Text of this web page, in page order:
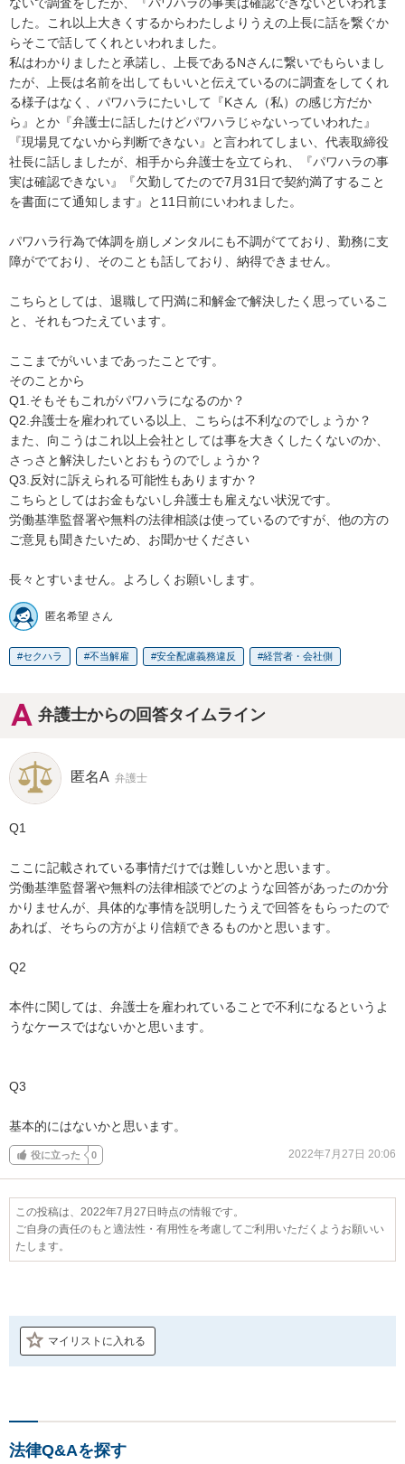
ないで調査をしたが、『パワハラの事実は確認できないといわれま
した。これ以上大きくするからわたしよりうえの上長に話を繋ぐか
らそこで話してくれといわれました。
私はわかりましたと承諾し、上長であるNさんに繋いでもらいまし
たが、上長は名前を出してもいいと伝えているのに調査をしてくれ
る様子はなく、パワハラにたいして『Kさん（私）の感じ方だか
ら』とか『弁護士に話したけどパワハラじゃないっていわれた』
『現場見てないから判断できない』と言われてしまい、代表取締役
社長に話しましたが、相手から弁護士を立てられ、『パワハラの事
実は確認できない』『欠勤してたので7月31日で契約満了すること
を書面にて通知します』と11日前にいわれました。
パワハラ行為で体調を崩しメンタルにも不調がてており、勤務に支
障がでており、そのことも話しており、納得できません。
こちらとしては、退職して円満に和解金で解決したく思っているこ
と、それもつたえています。
ここまでがいいまであったことです。
そのことから
Q1.そもそもこれがパワハラになるのか？
Q2.弁護士を雇われている以上、こちらは不利なのでしょうか？
また、向こうはこれ以上会社としては事を大きくしたくないのか、
さっさと解決したいとおもうのでしょうか？
Q3.反対に訴えられる可能性もありますか？
こちらとしてはお金もないし弁護士も雇えない状況です。
労働基準監督署や無料の法律相談は使っているのですが、他の方の
ご意見も聞きたいため、お聞かせください
長々とすいません。よろしくお願いします。
匿名希望 さん
セクハラ 不当解雇 安全配慮義務違反 経営者・会社側
弁護士からの回答タイムライン
匿名A 弁護士
Q1
ここに記載されている事情だけでは難しいかと思います。
労働基準監督署や無料の法律相談でどのような回答があったのか分
かりませんが、具体的な事情を説明したうえで回答をもらったので
あれば、そちらの方がより信頼できるものかと思います。
Q2
本件に関しては、弁護士を雇われていることで不利になるというよ
うなケースではないかと思います。
Q3
基本的にはないかと思います。
役に立った 0 2022年7月27日 20:06
この投稿は、2022年7月27日時点の情報です。
ご自身の責任のもと適法性・有用性を考慮してご利用いただくようお願いい
たします。
マイリストに入れる
法律Q&Aを探す